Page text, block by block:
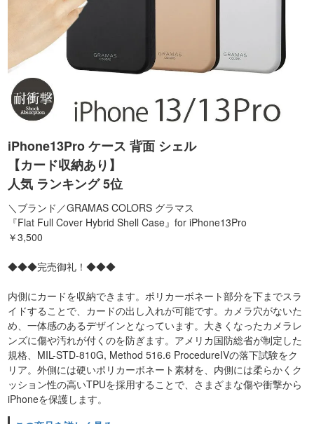
iPhone13Pro ケース 背面 シェル
【カード収納あり】
人気 ランキング 5位
＼ブランド／GRAMAS COLORS グラマス
『Flat Full Cover Hybrid Shell Case』for iPhone13Pro
￥3,500
◆◆◆完売御礼！◆◆◆
内側にカードを収納できます。ポリカーボネート部分を下までスラ
イドすることで、カードの出し入れが可能です。カメラ穴がないた
め、一体感のあるデザインとなっています。大きくなったカメラレ
ンズに傷や汚れが付くのを防ぎます。アメリカ国防総省が制定した
規格、MIL-STD-810G, Method 516.6 ProcedureIVの落下試験をク
リア。外側には硬いポリカーボネート素材を、内側には柔らかくク
ッション性の高いTPUを採用することで、さまざまな傷や衝撃から
iPhoneを保護します。